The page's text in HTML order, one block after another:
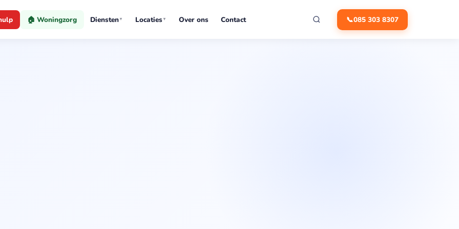
🏠 Woningzorg Diensten▼ Locaties▼ Over ons Contact 📞085 303 8307